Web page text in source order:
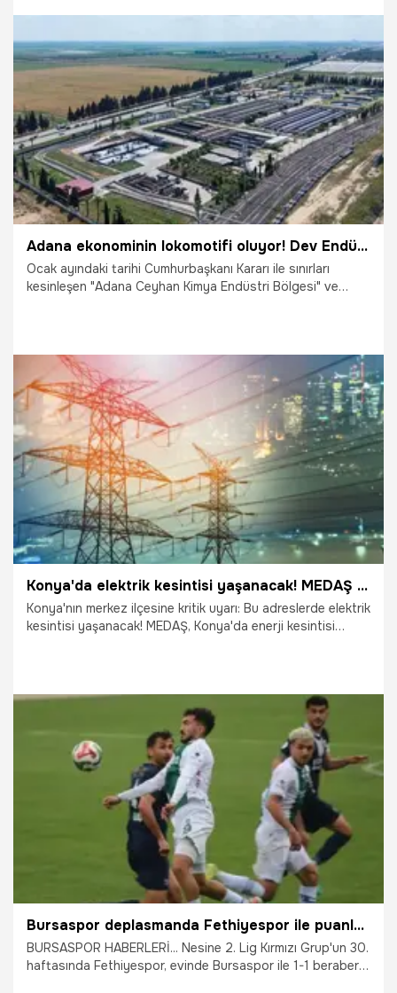
1.04.2026 Samsun
Adana ekonominin lokomotifi oluyor! Dev Endüstri Bölgelerinde engel kalmadı: 10 bin kişiye dev istihdam
Ocak ayındaki tarihi Cumhurbaşkanı Kararı ile sınırları
kesinleşen "Adana Ceyhan Kimya Endüstri Bölgesi" ve
31.03.2026 Adana
Konya'da elektrik kesintisi yaşanacak! MEDAŞ adresleri ve saatleri açıkladı
Konya'nın merkez ilçesine kritik uyarı: Bu adreslerde elektrik
kesintisi yaşanacak! MEDAŞ, Konya'da enerji kesintisi
tarihinde elektrik kesintisi yaşanacak.
28.03.2026 Konya
Bursaspor deplasmanda Fethiyespor ile puanları paylaştı
BURSASPOR HABERLERİ... Nesine 2. Lig Kırmızı Grup'un 30.
haftasında Fethiyespor, evinde Bursaspor ile 1-1 berabere